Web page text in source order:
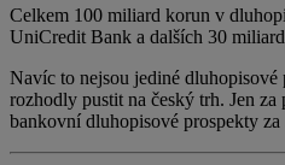
Celkem 100 miliard korun v
UniCredit Bank a dalších 30
Navíc to nejsou jediné dluhopisové
rozhodly pustit na český trh. Jen
bankovní dluhopisové prospekty